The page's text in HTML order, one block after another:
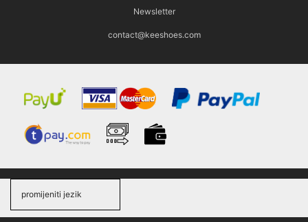
Newsletter
contact@keeshoes.com
promijeniti jezik